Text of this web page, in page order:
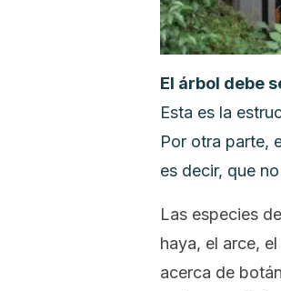
El árbol debe
Esta es la
Por otra parte,
es decir, que
Las especies
haya, el arce,
acerca de